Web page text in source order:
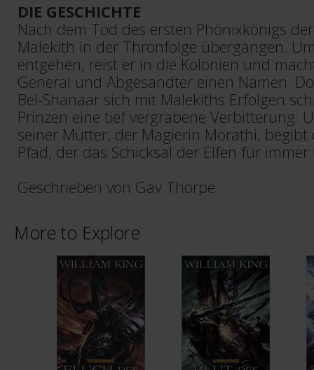
DIE GESCHICHTE
Nach dem Tod des ersten Phönixkönigs
Malekith in der Thronfolge übergangen.
entgehen, reist er in die Kolonien und
General und Abgesandter einen Namen.
Bel-Shanaar sich mit Malekiths Erfolgen
Prinzen eine tief vergrabene Verbitterung.
seiner Mutter, der Magierin Morathi, begibt
Pfad, der das Schicksal der Elfen für
Geschrieben von Gav Thorpe
More to Explore